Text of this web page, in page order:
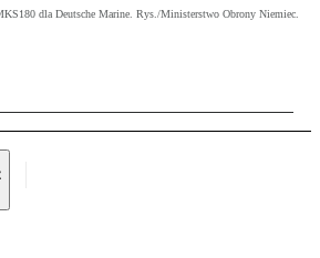
dla Deutsche Marine. Rys./Ministerstwo Obrony Niemiec.